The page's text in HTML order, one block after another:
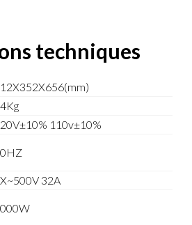
techniques
110v±10%
32A